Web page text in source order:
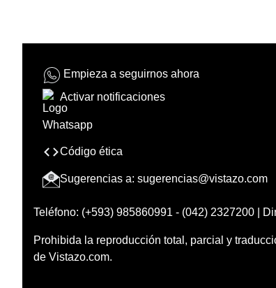
Empieza a seguirnos ahora
Activar notificaciones
Código ética
Sugerencias a: sugerencias@vistazo.com
Teléfono: (+593) 985860991 - (042) 2327200 |
Prohibida la reproducción total, parcial y
de Vistazo.com.